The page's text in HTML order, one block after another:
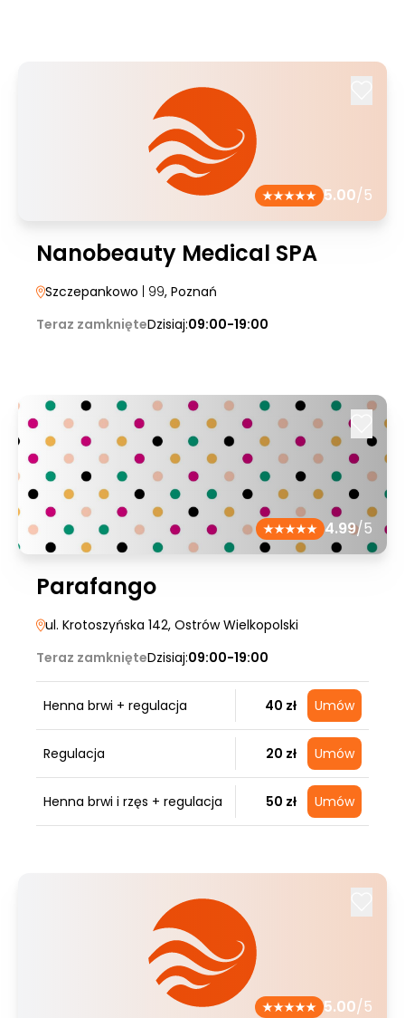
5.00/5
Nanobeauty Medical SPA
Szczepankowo | 99, Poznań
Teraz zamknięteDzisiaj:09:00-19:00
4.99/5
Parafango
ul. Krotoszyńska 142, Ostrów Wielkopolski
Teraz zamknięteDzisiaj:09:00-19:00
Henna brwi + regulacja 40 zł Umów
Regulacja 20 zł Umów
Henna brwi i rzęs + regulacja 50 zł Umów
5.00/5